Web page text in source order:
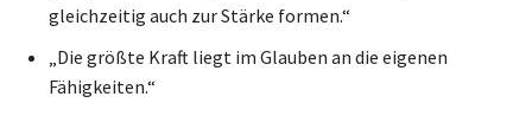
gleichzeitig auch zur Stärke formen.“
„Die größte Kraft liegt im Glauben an die eigenen
Fähigkeiten.“